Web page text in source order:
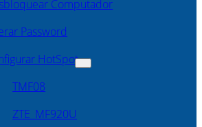
Computador
Password
HotSpot
TMF08
ZTE_MF920U